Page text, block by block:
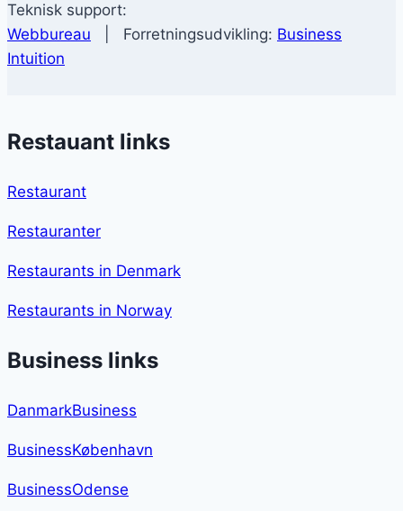
Teknisk support:
Webbureau | Forretningsudvikling: Business
Intuition
Restauant links
Restaurant
Restauranter
Restaurants in Denmark
Restaurants in Norway
Business links
DanmarkBusiness
BusinessKøbenhavn
BusinessOdense